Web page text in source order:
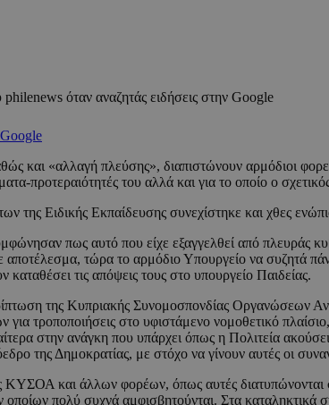
όταν αναζητάς ειδήσεις στην Google
και «αλλαγή πλεύσης», διαπιστώνουν αρμόδιοι
προτεραιότητές του αλλά και για το οποίο ο
της Ειδικής Εκπαίδευσης συνεχίστηκε και χθες
πως αυτό που είχε εξαγγελθεί από πλευράς
αποτέλεσμα, τώρα το αρμόδιο Υπουργείο να συζητά
καταθέσει τις απόψεις τους στο υπουργείο Παιδείας.
της Κυπριακής Συνομοσπονδίας
για τροποποιήσεις στο υφιστάμενο νομοθετικό
στην ανάγκη που υπάρχει όπως η Πολιτεία
της Δημοκρατίας, με στόχο να γίνουν αυτές οι
και άλλων φορέων, όπως αυτές διατυπώνονται
πολύ συχνά αμφισβητούνται. Στα καταληκτικά